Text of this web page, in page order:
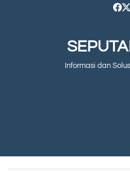
Informasi dan